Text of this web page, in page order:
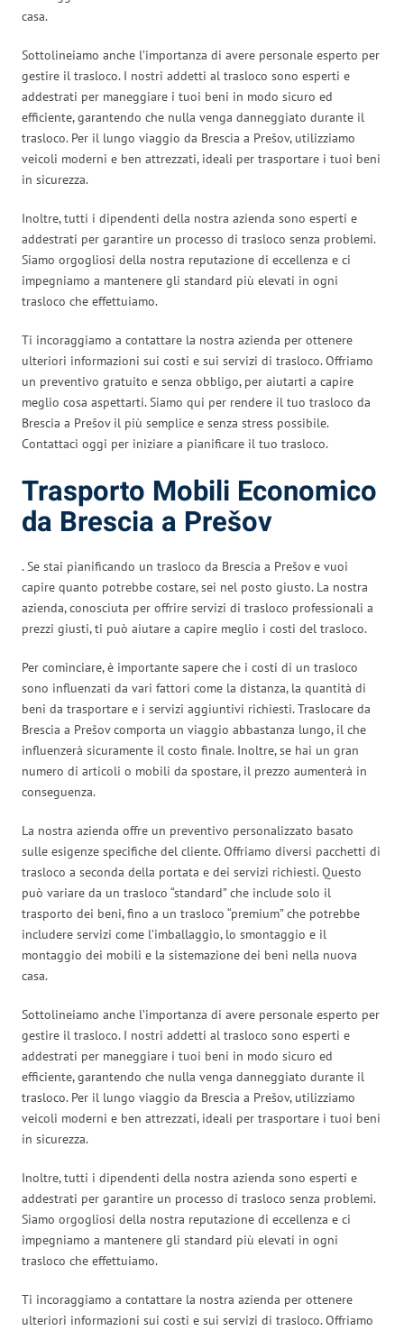
casa.
Sottolineiamo anche l’importanza di avere personale esperto per
gestire il trasloco. I nostri addetti al trasloco sono esperti e
addestrati per maneggiare i tuoi beni in modo sicuro ed
efficiente, garantendo che nulla venga danneggiato durante il
trasloco. Per il lungo viaggio da Brescia a Prešov, utilizziamo
veicoli moderni e ben attrezzati, ideali per trasportare i tuoi beni
in sicurezza.
Inoltre, tutti i dipendenti della nostra azienda sono esperti e
addestrati per garantire un processo di trasloco senza problemi.
Siamo orgogliosi della nostra reputazione di eccellenza e ci
impegniamo a mantenere gli standard più elevati in ogni
trasloco che effettuiamo.
Ti incoraggiamo a contattare la nostra azienda per ottenere
ulteriori informazioni sui costi e sui servizi di trasloco. Offriamo
un preventivo gratuito e senza obbligo, per aiutarti a capire
meglio cosa aspettarti. Siamo qui per rendere il tuo trasloco da
Brescia a Prešov il più semplice e senza stress possibile.
Contattaci oggi per iniziare a pianificare il tuo trasloco.
Trasporto Mobili Economico
da Brescia a Prešov
. Se stai pianificando un trasloco da Brescia a Prešov e vuoi
capire quanto potrebbe costare, sei nel posto giusto. La nostra
azienda, conosciuta per offrire servizi di trasloco professionali a
prezzi giusti, ti può aiutare a capire meglio i costi del trasloco.
Per cominciare, è importante sapere che i costi di un trasloco
sono influenzati da vari fattori come la distanza, la quantità di
beni da trasportare e i servizi aggiuntivi richiesti. Traslocare da
Brescia a Prešov comporta un viaggio abbastanza lungo, il che
influenzerà sicuramente il costo finale. Inoltre, se hai un gran
numero di articoli o mobili da spostare, il prezzo aumenterà in
conseguenza.
La nostra azienda offre un preventivo personalizzato basato
sulle esigenze specifiche del cliente. Offriamo diversi pacchetti di
trasloco a seconda della portata e dei servizi richiesti. Questo
può variare da un trasloco “standard” che include solo il
trasporto dei beni, fino a un trasloco “premium” che potrebbe
includere servizi come l’imballaggio, lo smontaggio e il
montaggio dei mobili e la sistemazione dei beni nella nuova
casa.
Sottolineiamo anche l’importanza di avere personale esperto per
gestire il trasloco. I nostri addetti al trasloco sono esperti e
addestrati per maneggiare i tuoi beni in modo sicuro ed
efficiente, garantendo che nulla venga danneggiato durante il
trasloco. Per il lungo viaggio da Brescia a Prešov, utilizziamo
veicoli moderni e ben attrezzati, ideali per trasportare i tuoi beni
in sicurezza.
Inoltre, tutti i dipendenti della nostra azienda sono esperti e
addestrati per garantire un processo di trasloco senza problemi.
Siamo orgogliosi della nostra reputazione di eccellenza e ci
impegniamo a mantenere gli standard più elevati in ogni
trasloco che effettuiamo.
Ti incoraggiamo a contattare la nostra azienda per ottenere
ulteriori informazioni sui costi e sui servizi di trasloco. Offriamo